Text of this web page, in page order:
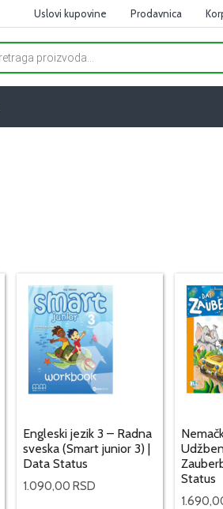
Uslovi kupovine Prodavnica
Engleski jezik 3 – Radna
sveska (Smart junior 3) |
Data Status
1.090,00 RSD
Status